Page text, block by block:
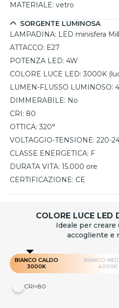
MATERIALE: vetro
SORGENTE LUMINOSA
LAMPADINA: LED minisfera
ATTACCO: E27
POTENZA LED: 4W
COLORE LUCE LED: 3000K
LUMEN-FLUSSO LUMINOSO:
DIMMERABILE: No
CRI: 80
OTTICA: 320°
VOLTAGGIO-TENSIONE: 220-
CLASSE ENERGETICA: F
DURATA VITA: 15.000 ore
CERTIFICAZIONE: CE
COLORE LUCE LED
Ideale per creare
accogliente e
BIANCO CALDO
3000K
BIANCO
4000K
CRI>80